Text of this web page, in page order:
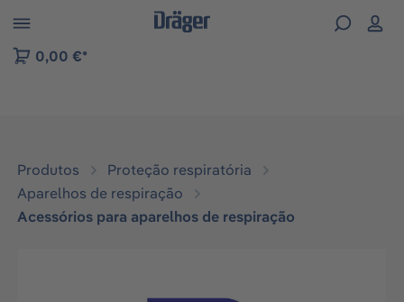
to B2B platform navigation
0,00 €*
Produtos
Proteção respiratória
Aparelhos de respiração
Acessórios para aparelhos de respiração
Ignorar galeria de imagens